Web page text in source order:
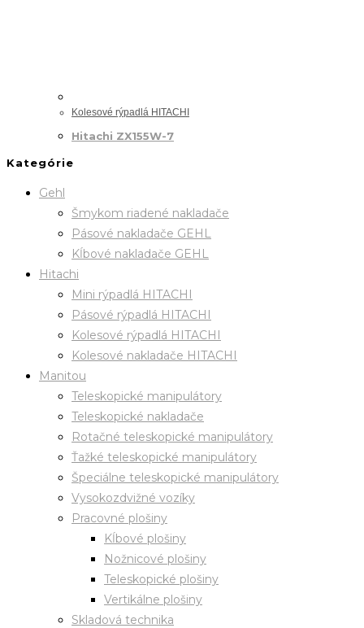
Kolesové rýpadlá HITACHI
Hitachi ZX155W-7
Kategórie
Gehl
Šmykom riadené nakladače
Pásové nakladače GEHL
Kĺbové nakladače GEHL
Hitachi
Mini rýpadlá HITACHI
Pásové rýpadlá HITACHI
Kolesové rýpadlá HITACHI
Kolesové nakladače HITACHI
Manitou
Teleskopické manipulátory
Teleskopické nakladače
Rotačné teleskopické manipulátory
Ťažké teleskopické manipulátory
Špeciálne teleskopické manipulátory
Vysokozdvižné vozíky
Pracovné plošiny
Kĺbové plošiny
Nožnicové plošiny
Teleskopické plošiny
Vertikálne plošiny
Skladová technika